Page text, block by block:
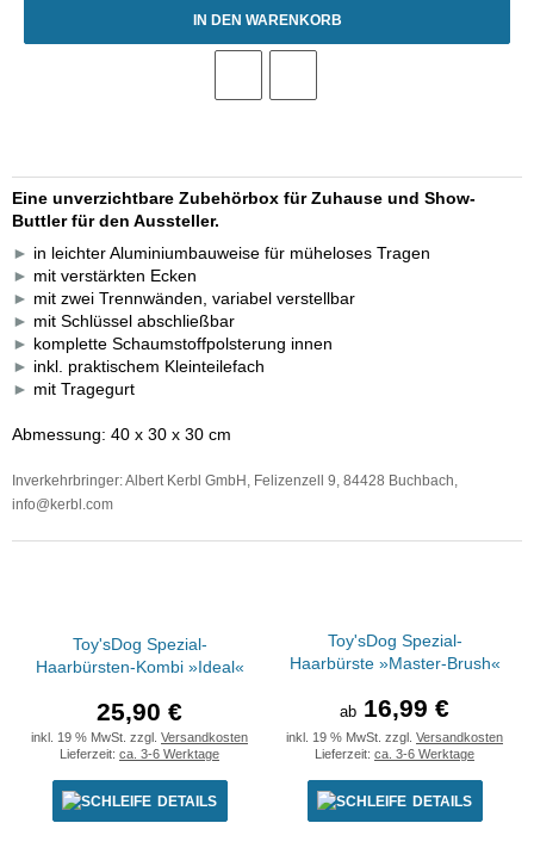
IN DEN WARENKORB
Eine unverzichtbare Zubehörbox für Zuhause und Show-
Buttler für den Aussteller.
► in leichter Aluminiumbauweise für müheloses Tragen
► mit verstärkten Ecken
► mit zwei Trennwänden, variabel verstellbar
► mit Schlüssel abschließbar
► komplette Schaumstoffpolsterung innen
► inkl. praktischem Kleinteilefach
► mit Tragegurt
Abmessung: 40 x 30 x 30 cm
Inverkehrbringer: Albert Kerbl GmbH, Felizenzell 9, 84428 Buchbach,
info@kerbl.com
Toy'sDog Spezial-
Haarbürsten-Kombi »Ideal«
25,90 €
inkl. 19 % MwSt. zzgl. Versandkosten
Lieferzeit: ca. 3-6 Werktage
DETAILS
Toy'sDog Spezial-
Haarbürste »Master-Brush«
ab 16,99 €
inkl. 19 % MwSt. zzgl. Versandkosten
Lieferzeit: ca. 3-6 Werktage
DETAILS